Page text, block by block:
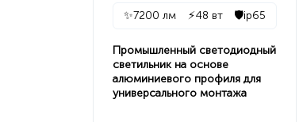
✨7200 лм ⚡48 вт 🛡️ip65
Промышленный светодиодный
светильник на основе
алюминиевого профиля для
универсального монтажа